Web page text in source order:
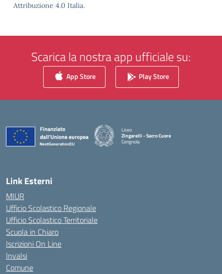
Attribuzione 4.0 Italia.
Scarica la nostra app ufficiale su:
App Store Play Store
Liceo
Zingarelli - Sacro Cuore
Cerignola
— Visita la pagina iniziale della scuola
Link Esterni
MIUR
Ufficio Scolastico Regionale
Ufficio Scolastico Territoriale
Scuola in Chiaro
Iscrizioni On Line
Invalsi
Comune